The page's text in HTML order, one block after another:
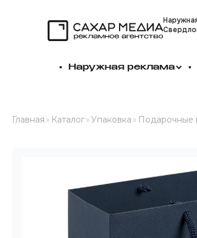
Наружная реклама
Главная » Каталог»Упаковка » Подарочные